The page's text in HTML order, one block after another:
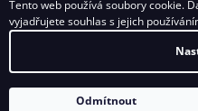
Tento web používá soubory cookie.
vyjadřujete souhlas s jejich
Odmítnout
Copyright 2026